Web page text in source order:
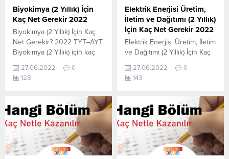
Sihirbazı, YKS-TYT Net
Sihirbazı. Sayfamızdaki
verilerin tamamı
YÖK tarafından yayınlanmış
olan en son güncel...
TYT Net Sihirbazı, YKS-TYT
Net Sihirbazı. Sayfamızdaki
verilerin tamamı
YÖK tarafından...
Biyokimya (2 Yıllık) İçin
Kaç Net Gerekir 2022
Biyokimya (2 Yıllık) İçin Kaç
Net Gerekir? 2022 TYT–AYT
Biyokimya (2 Yıllık) için kaç
sorusunun cevabını
aşağıdan öğrenebilirsiniz. Bu
sınavında en son yerleşen
öğrencilerin yapmış olduğu
netlerdir. YÖKATLAS YKS-
TYT Net Sihirbazı, YKS-TYT
Net Sihirbazı. Sayfamızdaki
verilerin tamamı
27.06.2022
0
128
Elektrik Enerjisi Üretim,
İletim ve Dağıtımı (2 Yıllık)
İçin Kaç Net Gerekir 2022
Elektrik Enerjisi Üretim, İletim
ve Dağıtımı (2 Yıllık) İçin Kaç
Elektrik Enerjisi Üretim, İletim
ve Dağıtımı (2 Yıllık) için kaç
sorusunun cevabını
aşağıdan öğrenebilirsiniz. Bu
veriler 2021 TYT-AYT
sınavında en son yerleşen
öğrencilerin yapmış olduğu
netlerdir. YÖKATLAS YKS-
27.06.2022
0
143